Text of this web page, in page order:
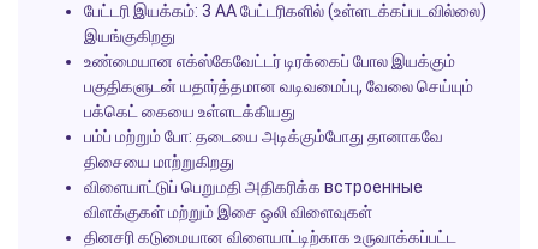
பேட்டரி இயக்கம்: 3 AA பேட்டரிகளில் (உள்ளடக்கப்படவில்லை)
இயங்குகிறது
உண்மையான எக்ஸ்கேவேட்டர் டிரக்கைப் போல இயக்கும்
பகுதிகளுடன் யதார்த்தமான வடிவமைப்பு, வேலை செய்யும்
பக்கெட் கையை உள்ளடக்கியது
பம்ப் மற்றும் போ: தடையை அடிக்கும்போது தானாகவே
திசையை மாற்றுகிறது
விளையாட்டுப் பெறுமதி அதிகரிக்க встроенные
விளக்குகள் மற்றும் இசை ஒலி விளைவுகள்
தினசரி கடுமையான விளையாட்டிற்காக உருவாக்கப்பட்ட